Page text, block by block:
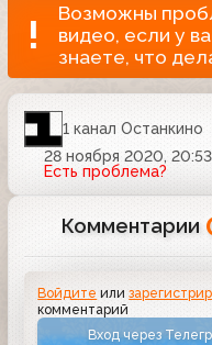
Возможны
видео, если у
знаете, что
1 канал Останкино
28 ноября 2020, 20:53
Есть проблема?
Комментарии
Войдите или
комментарий
Вход через